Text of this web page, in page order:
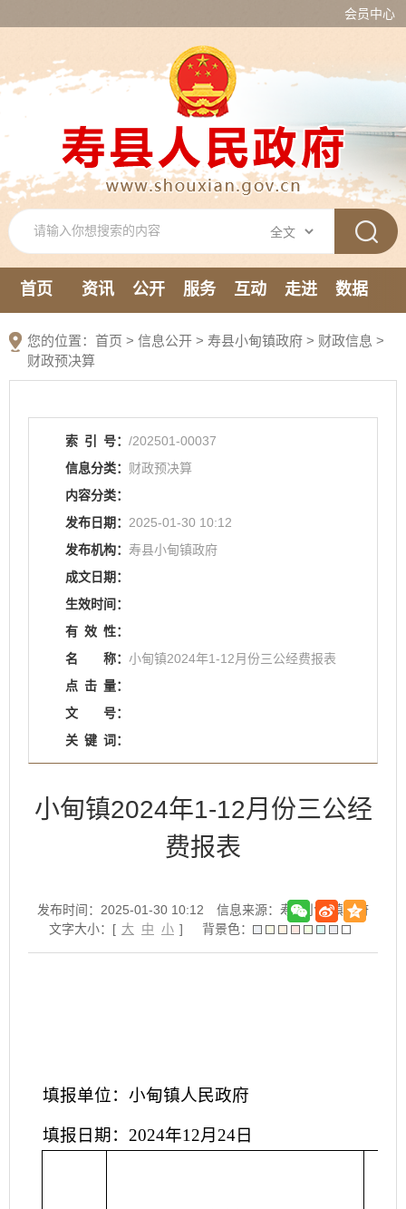
会员中心
首页 资讯 公开 服务 互动 走进
数据
您的位置： 首页 > 信息公开 > 寿县小甸镇政府 > 财政信息 >
财政预决算
索 引 号： /202501-00037
信息分类： 财政预决算
内容分类：
发布日期： 2025-01-30 10:12
发布机构： 寿县小甸镇政府
成文日期：
生效时间：
有 效 性：
名
称： 小甸镇2024年1-12月份三公经费报表
点 击 量：
文
号：
关 键 词：
小甸镇2024年1-12月份三公经
费报表
发布时间：2025-01-30 10:12
信息来源：寿县小甸镇政府
文字大小：[ 大 中 小 ] 背景色：
填报单位：小甸镇人民政府
填报日期：2024年12月24日